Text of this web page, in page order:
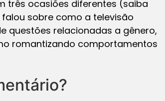
três ocasiões diferentes (saiba
falou sobre como a televisão
questões relacionadas a gênero,
romantizando comportamentos